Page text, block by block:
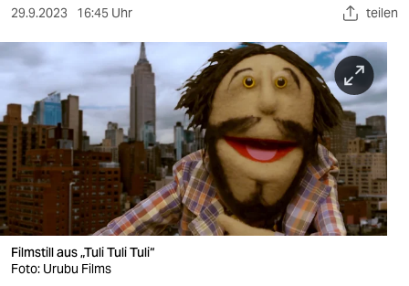
nord
wahrheit
verlag
verlag
veranstaltungen
shop
fragen & hilfe
29.9.2023 16:45 Uhr teilen
Filmstill aus „Tuli Tuli Tuli“
Foto: Urubu Films